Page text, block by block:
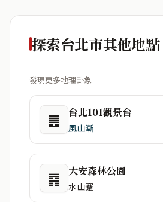
探索台北市其他地點
發現更多地理卦象
䷌ 台北101觀景台
風山漸
䷴ 大安森林公園
水山蹇